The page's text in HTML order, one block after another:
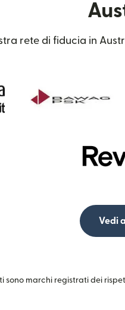
rete di fiducia in
Vedi
sono marchi registrati dei